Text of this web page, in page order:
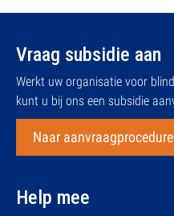
Vraag subsidie aan
Werkt uw organisatie voor
kunt u bij ons een subsidie
Naar aanvraagprocedure
Help mee